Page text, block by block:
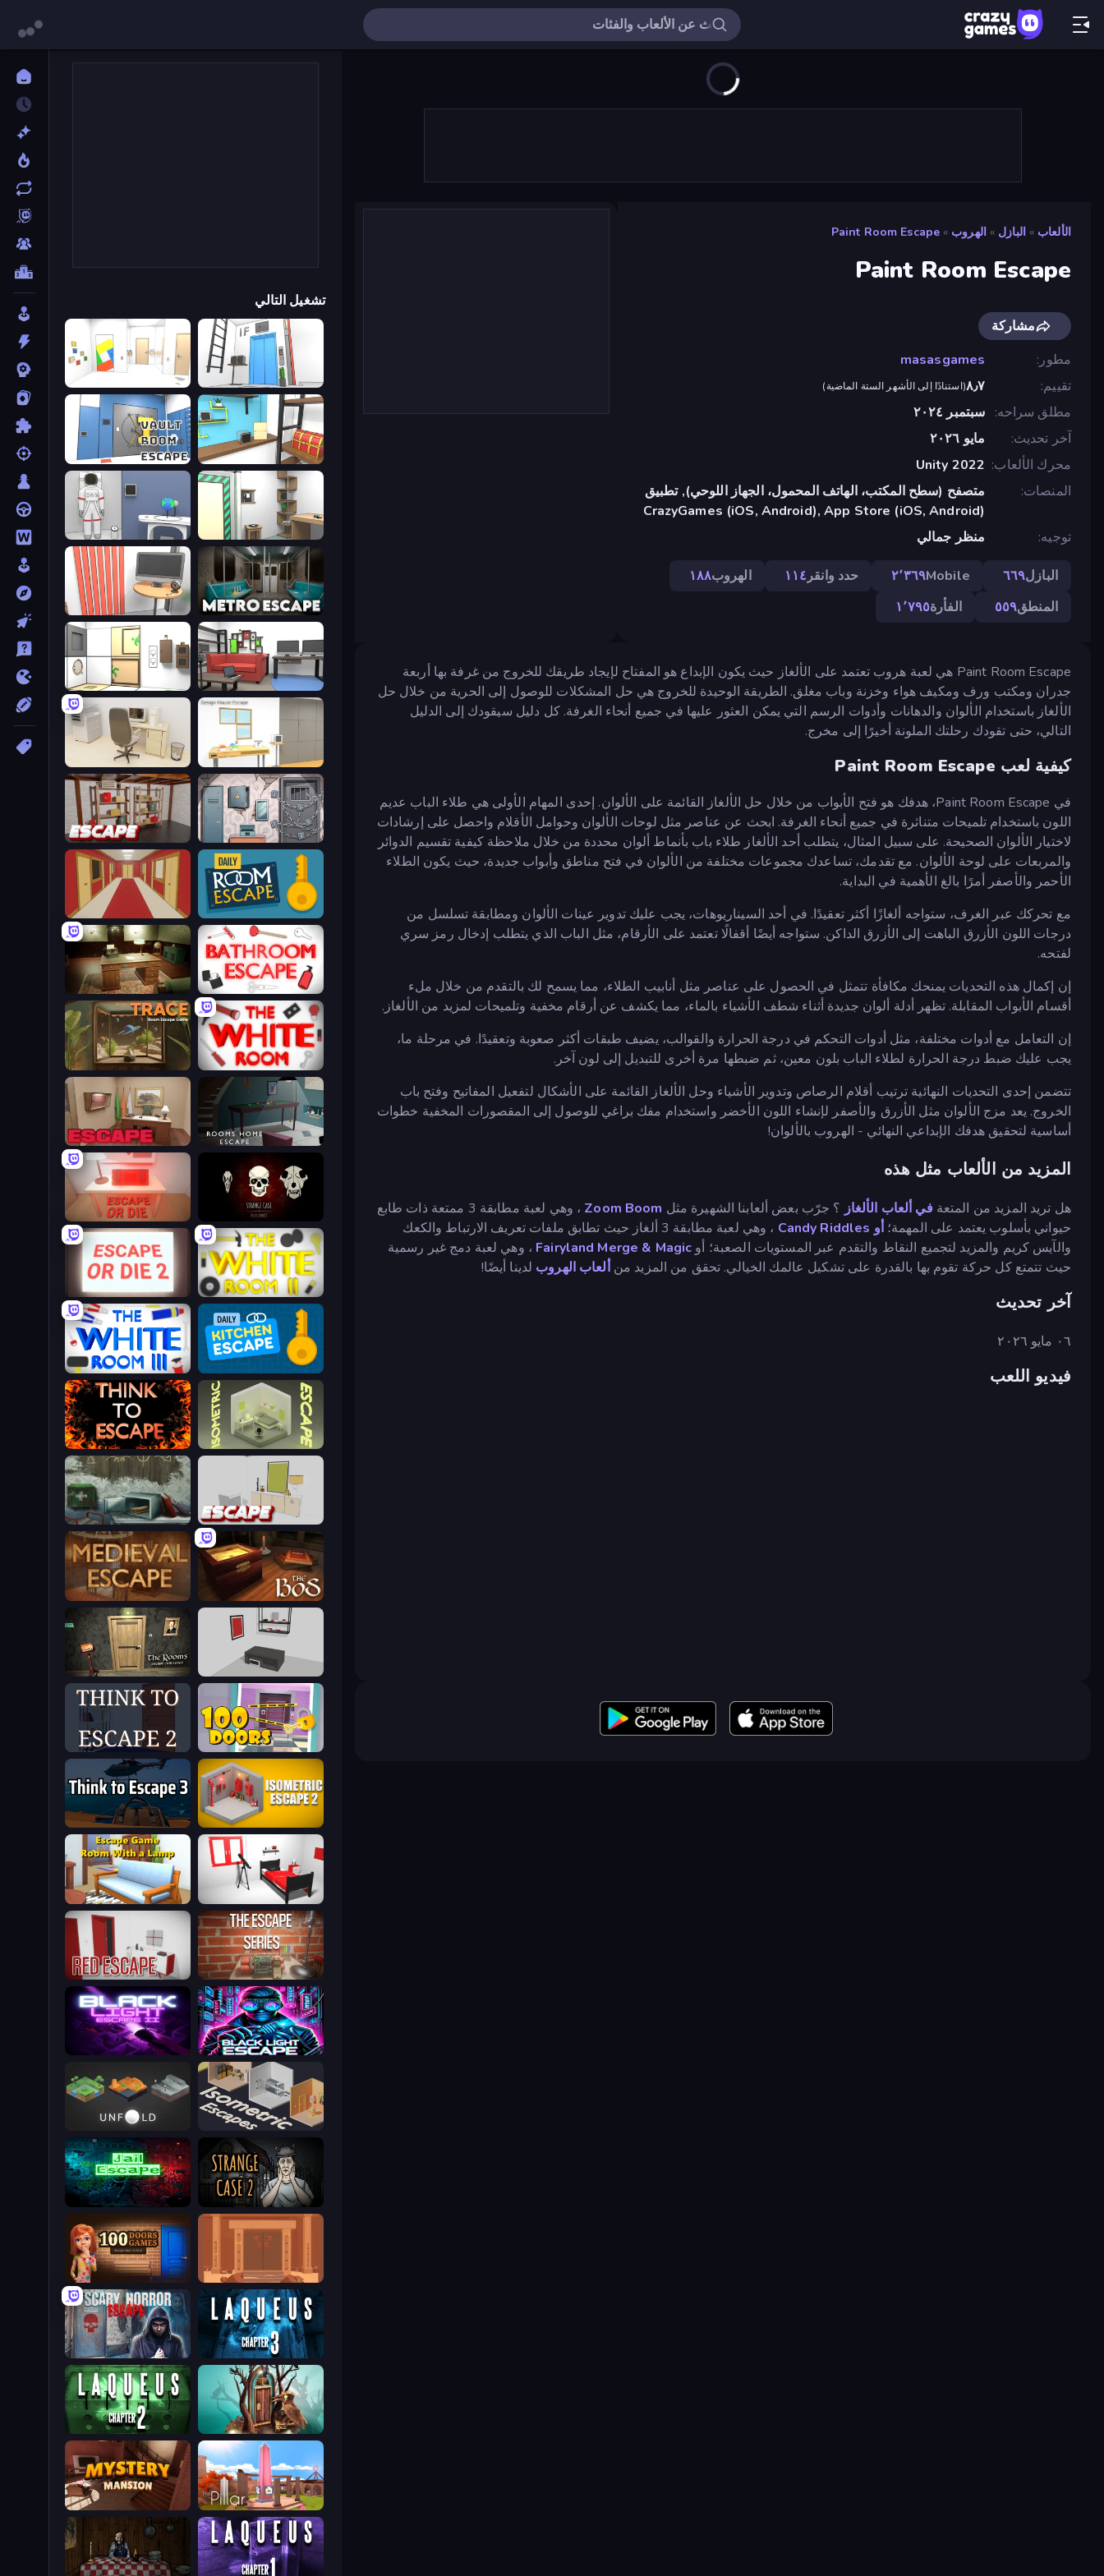
الألعاب » البازل » الهروب »
Paint Room Escape
Paint Room Escape
مشاركة
مطور
masasgames
تقييم
٨٫٧(استنادًا إلى الأشهر الستة الماضية)
مطلق سراحه
سبتمبر ٢٠٢٤
آخر تحديث
مايو ٢٠٢٦
محرك الألعاب Unity 2022
المنصات
متصفح (سطح المكتب، الهاتف المحمول، الجهاز اللوحي), تطبيق
CrazyGames (iOS, Android), App Store (iOS, Android)
توجيه
منظر جمالي
البازل٦٦٩ Mobile٢٬٣٦٩ حدد وانقر١١٤ الهروب١٨٨
المنطق٥٥٩ الفأرة١٬٧٩٥
Paint Room Escape هي لعبة هروب تعتمد على الألغاز حيث يكون الإبداع هو المفتاح لإيجاد طريقك للخروج من غرفة بها أربعة
جدران ومكتب ورف ومكيف هواء وخزنة وباب مغلق. الطريقة الوحيدة للخروج هي حل المشكلات للوصول إلى الحرية من خلال حل
الألغاز باستخدام الألوان والدهانات وأدوات الرسم التي يمكن العثور عليها في جميع أنحاء الغرفة. كل دليل سيقودك إلى الدليل
التالي، حتى تقودك رحلتك الملونة أخيرًا إلى مخرج.
كيفية لعب Paint Room Escape
في Paint Room Escape، هدفك هو فتح الأبواب من خلال حل الألغاز القائمة على الألوان. إحدى المهام الأولى هي طلاء الباب عديم
اللون باستخدام تلميحات متناثرة في جميع أنحاء الغرفة. ابحث عن عناصر مثل لوحات الألوان وحوامل الأقلام واحصل على إرشادات
لاختيار الألوان الصحيحة. على سبيل المثال، يتطلب أحد الألغاز طلاء باب بأنماط ألوان محددة من خلال ملاحظة كيفية تقسيم الدوائر
والمربعات على لوحة الألوان. مع تقدمك، تساعدك مجموعات مختلفة من الألوان في فتح مناطق وأبواب جديدة، حيث يكون الطلاء
الأحمر والأصفر أمرًا بالغ الأهمية في البداية.
مع تحركك عبر الغرف، ستواجه ألغازًا أكثر تعقيدًا. في أحد السيناريوهات، يجب عليك تدوير عينات الألوان ومطابقة تسلسل من
درجات اللون الأزرق الباهت إلى الأزرق الداكن. ستواجه أيضًا أقفالًا تعتمد على الأرقام، مثل الباب الذي يتطلب إدخال رمز سري
لفتحه.
إن إكمال هذه التحديات يمنحك مكافأة تتمثل في الحصول على عناصر مثل أنابيب الطلاء، مما يسمح لك بالتقدم من خلال ملء
أقسام الأبواب المقابلة. تظهر أدلة ألوان جديدة أثناء شطف الأشياء بالماء، مما يكشف عن أرقام مخفية وتلميحات لمزيد من الألغاز.
إن التعامل مع أدوات مختلفة، مثل أدوات التحكم في درجة الحرارة والقوالب، يضيف طبقات أكثر صعوبة وتعقيدًا. في مرحلة ما،
يجب عليك ضبط درجة الحرارة لطلاء الباب بلون معين، ثم ضبطها مرة أخرى للتبديل إلى لون آخر.
تتضمن إحدى التحديات النهائية ترتيب أقلام الرصاص وتدوير الأشياء وحل الألغاز القائمة على الأشكال لتفعيل المفاتيح وفتح باب
الخروج. يعد مزج الألوان مثل الأزرق والأصفر لإنشاء اللون الأخضر واستخدام مفك براغي للوصول إلى المقصورات المخفية خطوات
أساسية لتحقيق هدفك الإبداعي النهائي - الهروب بالألوان!
المزيد من الألعاب مثل هذه
هل تريد المزيد من المتعةفي ألعاب الألغاز ؟ جرّب بعض ألعابنا الشهيرة مثل Zoom Boom
، وهي لعبة مطابقة 3 ممتعة ذات طابع
حيواني بأسلوب يعتمد على المهمة؛أو Candy Riddles
، وهي لعبة مطابقة 3 ألغاز حيث تطابق ملفات تعريف الارتباط والكعك
والآيس كريم والمزيد لتجميع النقاط والتقدم عبر المستويات الصعبة؛ أو Fairyland Merge & Magic ، وهي لعبة دمج غير رسمية
حيث تتمتع كل حركة تقوم بها بالقدرة على تشكيل عالمك الخيالي. تحقق من المزيد منألعاب الهروب لدينا أيضًا!
آخر تحديث
٠٦ مايو ٢٠٢٦
فيديو اللعب
تشغيل التالي
Elevator Room Escape
Mirror Room Escape
Game Cafe Escape
Vault Room Escape
Machine Room Escape
Space Museum Escape
Metro Escape
Computer Office Escape
Video Studio Escape
Puzzle Room Escape
Design House Escape
House Escape: Office
Cube Stories: Escape
Kitchen Escape
Daily Room Escape
Escape or Die 4
Bathroom Escape
Vintage Escape
The White Room
TRACE
Rooms Home Escape
Escape or Die 3
Escape or Die
The White Room 2
Escape or Die 2
Daily Kitchen Escape
The White Room 3
Isometric Escape
Think to Escape
The White Room 4
Big Giant Games (Prison Escape Puzzle)
The Box of Secrets
Medieval Escape
The White Room 5
The Rooms: Escape Challenge
Open 100 Doors
Think to Escape 2
Isometric Escape 2
Think to Escape 3
The White Room 3D
Escape Game: Room With a Lamp
Escape Series
Red Escape
Black Light Escape
Black Light Escape 2
Isometric Escapes
Jail Escape
Faraway: Puzzle Escape
100 Doors
Laqueus Escape: Chapter III
Scary Horror Escape Room
Doors: Paradox
Laqueus Escape: Chapter II
The Pillar
Mystery Mansion: Puzzle Escape